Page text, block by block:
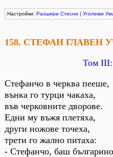
Настройки: Разшири Стесни | Уголеми
158. СТЕФАН ГЛАВЕН
Том
Стефанчо в черква пееше,
вънка го турци чакаха,
във черковните дворове.
Едни му въжя плетяха,
други ножове точеха,
трети го жално питаха:
- Стефанчо, баш